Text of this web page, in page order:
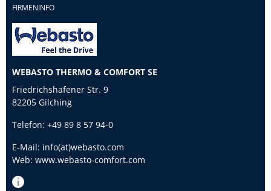
FIRMENINFO
WEBASTO THERMO & COMFORT SE
Friedrichshafener Str. 9
82205 Gilching
Telefon: +49 89 8 57 94-0
E-Mail: info(at)webasto.com
Web: www.webasto-comfort.com